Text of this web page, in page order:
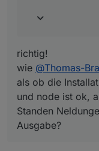
richtig!
wie @Thomas-
als ob die
und node ist ok,
Standen
Ausgabe?